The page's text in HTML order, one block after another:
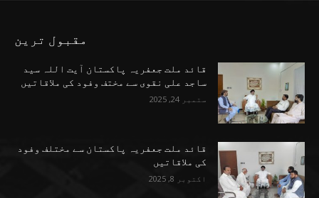
مقبول ترین
قائد ملت جعفریہ پاکستان آیت اللہ سید
ساجد علی نقوی سے مختف وفود کی ملاقاتیں
ستمبر 24, 2025
قائد ملت جعفریہ پاکستان سے مختلف وفود
کی ملاقاتیں
اکتوبر 8, 2025